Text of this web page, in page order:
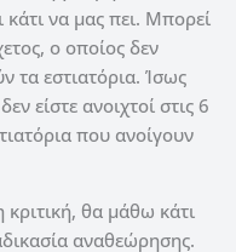
να μας πει. Μπορεί
ο οποίος δεν
τα εστιατόρια. Ίσως
είστε ανοιχτοί στις 6
που ανοίγουν
θα μάθω κάτι
αναθεώρησης.